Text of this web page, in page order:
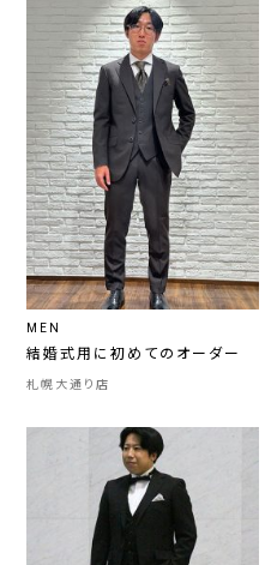
MEN
結婚式用に初めてのオーダー
札幌大通り店